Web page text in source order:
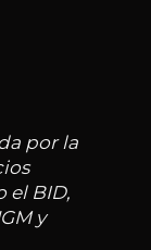
por la
el BID,
y